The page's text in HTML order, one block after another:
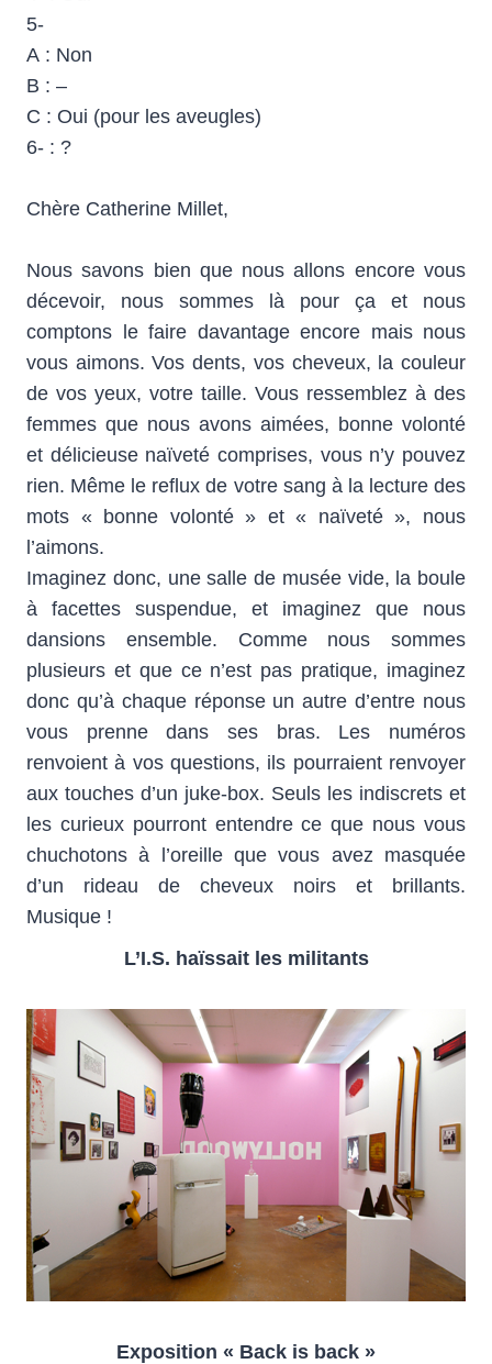
5-
A : Non
B : –
C : Oui (pour les aveugles)
6- : ?
Chère Catherine Millet,
Nous savons bien que nous allons encore vous
décevoir, nous sommes là pour ça et nous
comptons le faire davantage encore mais nous
vous aimons. Vos dents, vos cheveux, la couleur
de vos yeux, votre taille. Vous ressemblez à des
femmes que nous avons aimées, bonne volonté
et délicieuse naïveté comprises, vous n’y pouvez
rien. Même le reflux de votre sang à la lecture des
mots « bonne volonté » et « naïveté », nous
l’aimons.
Imaginez donc, une salle de musée vide, la boule
à facettes suspendue, et imaginez que nous
dansions ensemble. Comme nous sommes
plusieurs et que ce n’est pas pratique, imaginez
donc qu’à chaque réponse un autre d’entre nous
vous prenne dans ses bras. Les numéros
renvoient à vos questions, ils pourraient renvoyer
aux touches d’un juke-box. Seuls les indiscrets et
les curieux pourront entendre ce que nous vous
chuchotons à l’oreille que vous avez masquée
d’un rideau de cheveux noirs et brillants.
Musique !
L’I.S. haïssait les militants
Exposition « Back is back »